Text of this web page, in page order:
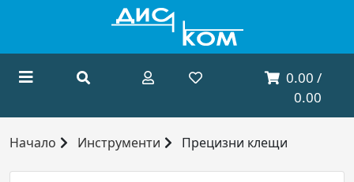
0.00 /
0.00
Начало Инструменти Прецизни клещи